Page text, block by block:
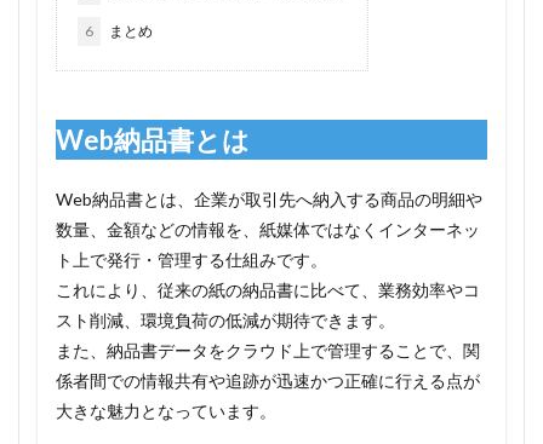
6 まとめ
Web納品書とは
Web納品書とは、企業が取引先へ納入する商品の明細や
数量、金額などの情報を、紙媒体ではなくインターネッ
ト上で発行・管理する仕組みです。
これにより、従来の紙の納品書に比べて、業務効率やコ
スト削減、環境負荷の低減が期待できます。
また、納品書データをクラウド上で管理することで、関
係者間での情報共有や追跡が迅速かつ正確に行える点が
大きな魅力となっています。